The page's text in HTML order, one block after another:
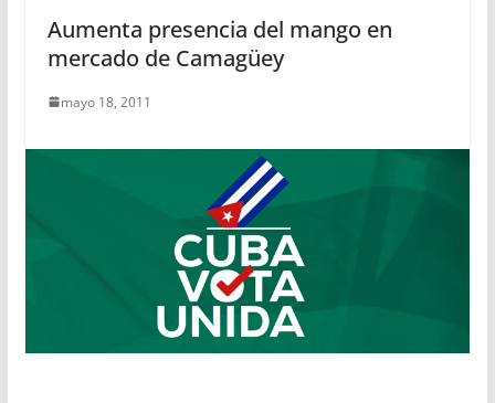
Aumenta presencia del mango en
mercado de Camagüey
mayo 18, 2011